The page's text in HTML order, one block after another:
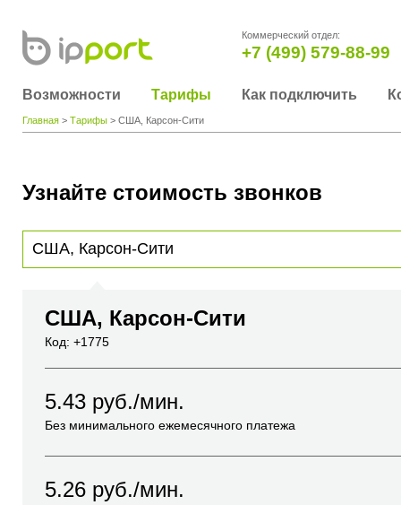
Коммерческий отдел:
+7 (499) 579-88-99
Возможности Тарифы Как подключить
Главная > Тарифы > США, Карсон-Сити
Узнайте стоимость звонков
США, Карсон-Сити
Код: +1775
5.43 руб./мин.
Без минимального ежемесячного платежа
5.26 руб./мин.